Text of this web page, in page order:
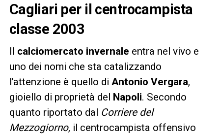
Cagliari per il centrocampista
classe 2003
Il calciomercato invernale entra nel vivo e
uno dei nomi che sta catalizzando
l’attenzione è quello di Antonio Vergara,
gioiello di proprietà del Napoli. Secondo
quanto riportato dal Corriere del
Mezzogiorno, il centrocampista offensivo